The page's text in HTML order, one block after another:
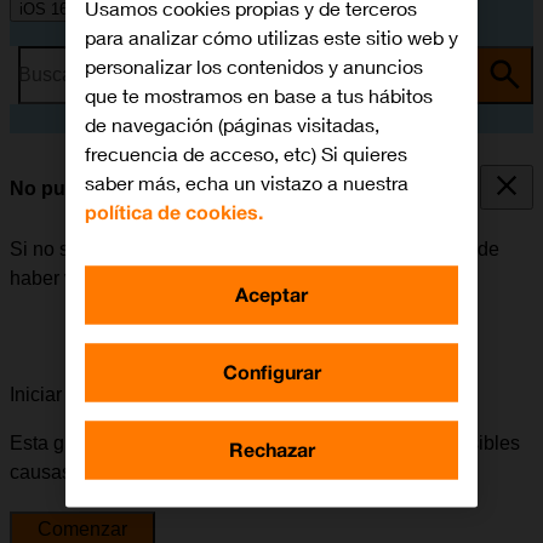
iOS 16.0
Busca por problema o tema
No puedo enviar ni recibir correo electrónico
Si no se puede enviar ni recibir correo electrónico, puede
haber varias causas posibles al problema.
Iniciar la guía para solucionar tu problema
Esta guía te va a conducir a través de una serie de posibles
causas y soluciones al problema.
Comenzar
Usamos cookies propias y de terceros
para analizar cómo utilizas este sitio web y
personalizar los contenidos y anuncios
que te mostramos en base a tus hábitos
de navegación (páginas visitadas,
frecuencia de acceso, etc) Si quieres
saber más, echa un vistazo a nuestra
política de cookies.
Configurar
Rechazar
Aceptar